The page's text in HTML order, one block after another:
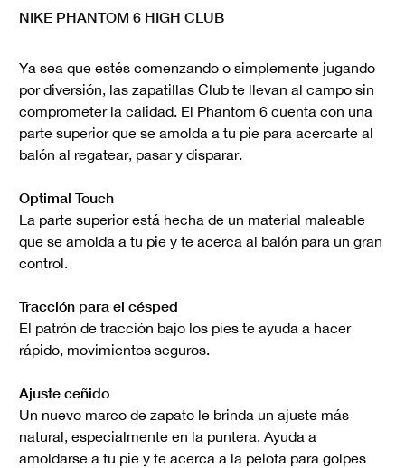
NIKE PHANTOM 6 HIGH CLUB
Ya sea que estés comenzando o simplemente jugando
por diversión, las zapatillas Club te llevan al campo sin
comprometer la calidad. El Phantom 6 cuenta con una
parte superior que se amolda a tu pie para acercarte al
balón al regatear, pasar y disparar.
Optimal Touch
La parte superior está hecha de un material maleable
que se amolda a tu pie y te acerca al balón para un gran
control.
Tracción para el césped
El patrón de tracción bajo los pies te ayuda a hacer
rápido, movimientos seguros.
Ajuste ceñido
Un nuevo marco de zapato le brinda un ajuste más
natural, especialmente en la puntera. Ayuda a
amoldarse a tu pie y te acerca a la pelota para golpes